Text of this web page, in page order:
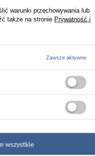
Najniższa
warunki przechowywania lub
także na stronie Prywatność i
Zawsze aktywne
wszystkie